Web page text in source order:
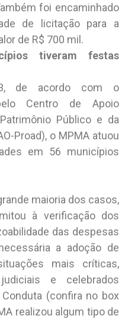
foi encaminhado
de licitação para a
de R$ 700 mil.
tiveram festas
de acordo com o
Centro de Apoio
Público e da
Proad), o MPMA atuou
em 56 municípios
maioria dos casos,
à verificação dos
das despesas
a adoção de
mais críticas,
e celebrados
(confira no box
realizou algum tipo de